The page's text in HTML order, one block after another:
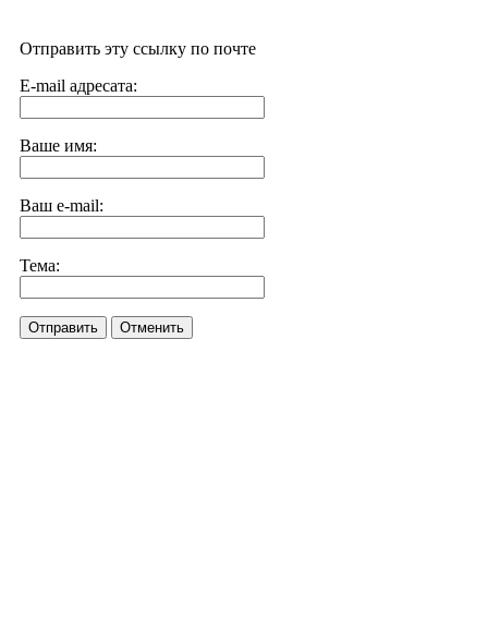
Отправить эту ссылку по почте
E-mail адресата:
Ваше имя:
Ваш e-mail:
Тема:
Отправить Отменить